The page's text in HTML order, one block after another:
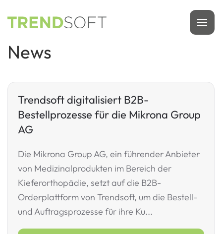
Zum
springen
News
Trendsoft digitalisiert B2B-
Bestellprozesse für die Mikrona Group
AG
Die Mikrona Group AG, ein führender Anbieter
von Medizinalprodukten im Bereich der
Kieferorthopädie, setzt auf die B2B-
Orderplattform von Trendsoft, um die Bestell-
und Auftragsprozesse für ihre Ku...